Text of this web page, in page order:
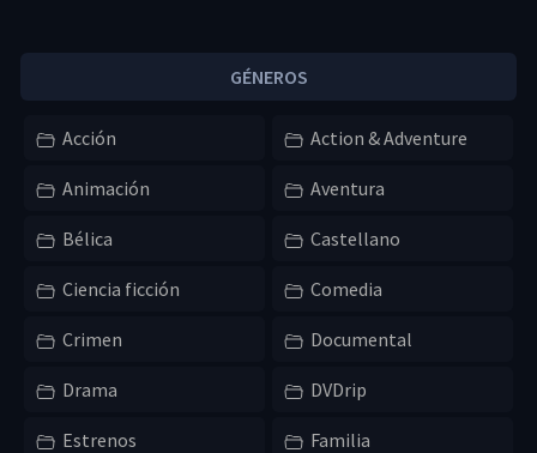
GÉNEROS
Acción Action & Adventure
Animación Aventura
Bélica Castellano
Ciencia ficción Comedia
Crimen Documental
Drama DVDrip
Estrenos Familia